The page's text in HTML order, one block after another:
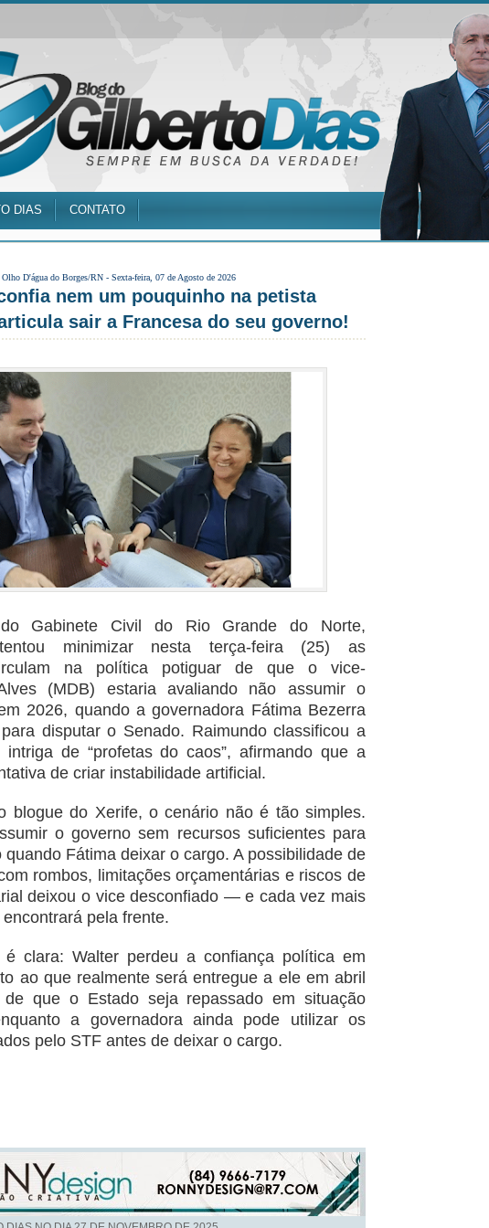
DIAS CONTATO
Olho D'água do Borges/RN - Sexta-feira, 07 de Agosto de 2026
nem um pouquinho na petista
sair a Francesa do seu governo!
do Gabinete Civil do Rio Grande do Norte,
minimizar nesta terça-feira (25) as
na política potiguar de que o vice-
(MDB) estaria avaliando não assumir o
2026, quando a governadora Fátima Bezerra
disputar o Senado. Raimundo classificou a
intriga de “profetas do caos”, afirmando que a
de criar instabilidade artificial.
blogue do Xerife, o cenário não é tão simples.
o governo sem recursos suficientes para
Fátima deixar o cargo. A possibilidade de
rombos, limitações orçamentárias e riscos de
deixou o vice desconfiado — e cada vez mais
pela frente.
é clara: Walter perdeu a confiança política em
ao que realmente será entregue a ele em abril
que o Estado seja repassado em situação
a governadora ainda pode utilizar os
pelo STF antes de deixar o cargo.